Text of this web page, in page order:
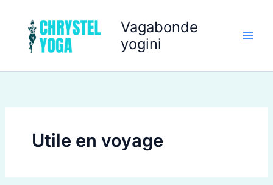
contenu
Vagabonde
yogini
Utile en voyage